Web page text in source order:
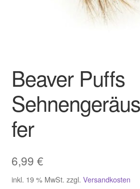
Beaver Puffs
fer
6,99 €
inkl. 19 % MwSt. zzgl. Versandkosten